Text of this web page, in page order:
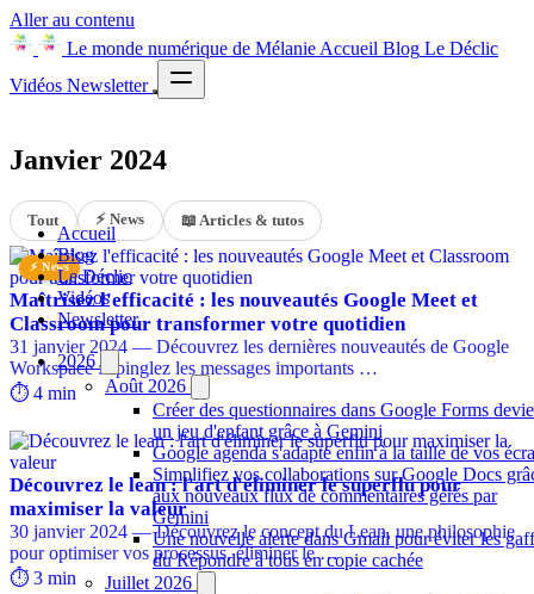
Aller au contenu
Le monde numérique de Mélanie Accueil Blog Le Déclic
Vidéos Newsletter
Accueil
Blog
Le Déclic
Vidéos
Newsletter
2026
Août 2026
Créer des questionnaires dans Google Forms
un jeu d'enfant grâce à Gemini
Google agenda s'adapte enfin à la taille de vos
Simplifiez vos collaborations sur Google Docs
aux nouveaux flux de commentaires gérés par
Gemini
Une nouvelle alerte dans Gmail pour éviter les
du Répondre à tous en copie cachée
Juillet 2026
Janvier 2024
Tout ⚡ News 📖 Articles & tutos
⚡ News
Maîtrisez l'efficacité : les nouveautés Google Meet et
Classroom pour transformer votre quotidien
31 janvier 2024 — Découvrez les dernières nouveautés de Google
Workspace : épinglez les messages importants …
⏱️ 4 min
Découvrez le lean : l'art d'éliminer le superflu pour
maximiser la valeur
30 janvier 2024 — Découvrez le concept du Lean, une philosophie
pour optimiser vos processus, éliminer le …
⏱️ 3 min